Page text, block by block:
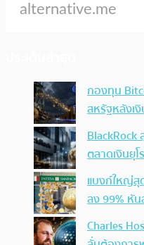
กองทุน
สหรัฐหลังเ
BlackRock
ตลาดเงินยุ
แบงก์ใหญ่สุ
ลง 99% หัน
Charles